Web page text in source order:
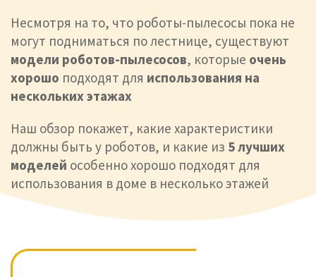
Несмотря на то, что роботы-пылесосы пока не
могут подниматься по лестнице, существуют
модели роботов-пылесосов, которые очень
хорошо подходят для использования на
нескольких этажах
Наш обзор покажет, какие характеристики
должны быть у роботов, и какие из 5 лучших
моделей особенно хорошо подходят для
использования в доме в несколько этажей